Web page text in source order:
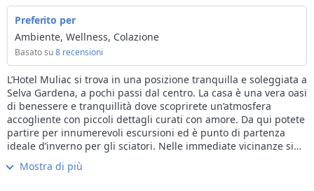
L’Hotel Muliac si trova in una posizione tranquilla e soleggiata a
Selva Gardena, a pochi passi dal centro. La casa è una vera oasi
di benessere e tranquillità dove scoprirete un’atmosfera
accogliente con piccoli dettagli curati con amore. Da qui potete
partire per innumerevoli escursioni ed è punto di partenza
ideale d’inverno per gli sciatori. Nelle immediate vicinanze si
trova anche una fermata dell’autobus. Nelle accoglienti e
luminose camere dell’hotel Muliac troverete il vostro meritato
Mostra di più
Preferito per
Ambiente, Wellness, Colazione
Basato su8 recensioni